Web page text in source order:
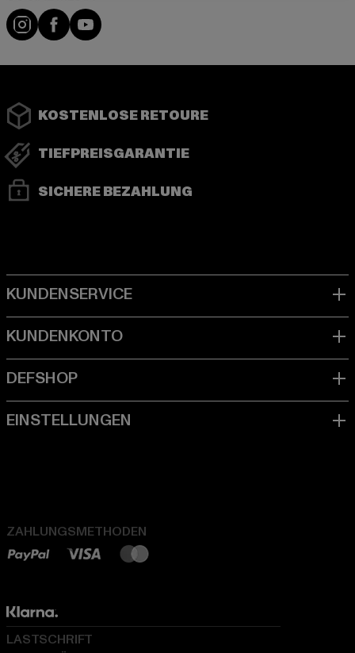
Instagram
FacebookYouTube
KOSTENLOSE RETOURE
TIEFPREISGARANTIE
SICHERE BEZAHLUNG
ZAHLUNGSMETHODEN
LASTSCHRIFT